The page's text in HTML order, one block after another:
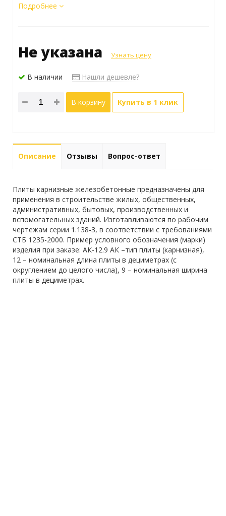
Подробнее
Не указана Узнать цену
В наличии Нашли дешевле?
В корзину Купить в 1 клик
Описание Отзывы Вопрос-ответ
Плиты карнизные железобетонные предназначены для
применения в строительстве жилых, общественных,
административных, бытовых, производственных и
вспомогательных зданий. Изготавливаются по рабочим
чертежам серии 1.138-3, в соответствии с требованиями
СТБ 1235-2000. Пример условного обозначения (марки)
изделия при заказе: АК-12.9 АК –тип плиты (карнизная),
12 – номинальная длина плиты в дециметрах (с
округлением до целого числа), 9 – номинальная ширина
плиты в дециметрах.